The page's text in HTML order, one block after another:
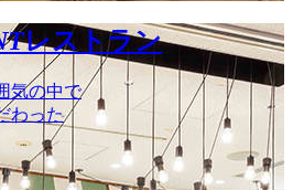
レストラン
気の中で
わった